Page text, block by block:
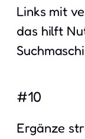
Links mit
das hilft
#10
Ergänze